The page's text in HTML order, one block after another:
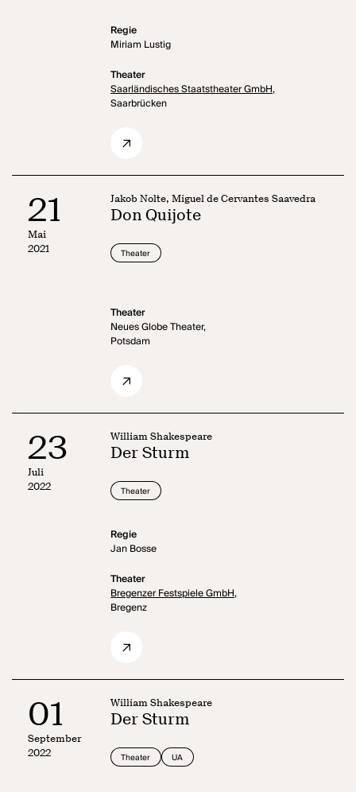
Regie
Miriam Lustig
Theater
Saarländisches Staatstheater GmbH,
Saarbrücken
21
Mai
2021
Jakob Nolte, Miguel de Cervantes Saavedra
Don Quijote
Theater
Theater
Neues Globe Theater,
Potsdam
23
Juli
2022
William Shakespeare
Der Sturm
Theater
Regie
Jan Bosse
Theater
Bregenzer Festspiele GmbH,
Bregenz
01
September
2022
William Shakespeare
Der Sturm
Theater UA